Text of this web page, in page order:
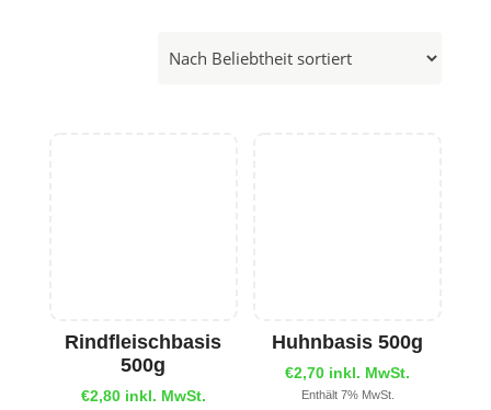
Rindfleischbasis
500g
€2,80 inkl. MwSt.
Huhnbasis 500g
€2,70 inkl. MwSt.
Enthält 7% MwSt.